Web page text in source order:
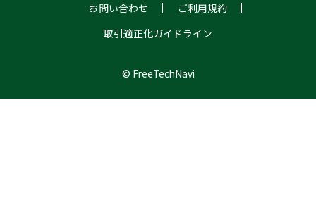
お問い合わせ
ご利用規約
取引適正化ガイドライン
© FreeTechNavi